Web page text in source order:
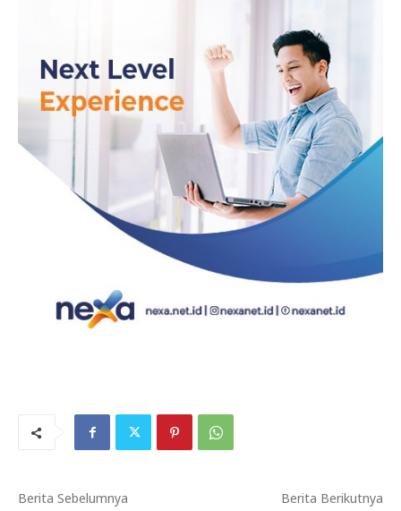
Berita Sebelumnya Berita Berikutnya